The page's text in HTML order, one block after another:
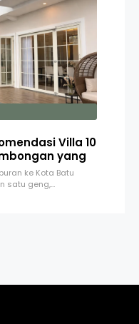
Villa 10
yang
ke Kota Batu
satu geng,…